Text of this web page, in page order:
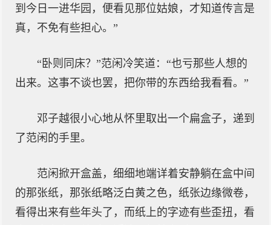
到今日一进华园，便看见那位姑娘，才知道传言是
真，不免有些担心。”
“卧则同床？”范闲冷笑道：“也亏那些人想的
出来。这事不谈也罢，把你带的东西给我看看。”
邓子越很小心地从怀里取出一个扁盒子，递到
了范闲的手里。
范闲掀开盒盖，细细地端详着安静躺在盒中间
的那张纸，那张纸略泛白黄之色，纸张边缘微卷，
看得出来有些年头了，而纸上的字迹有些歪扭，看